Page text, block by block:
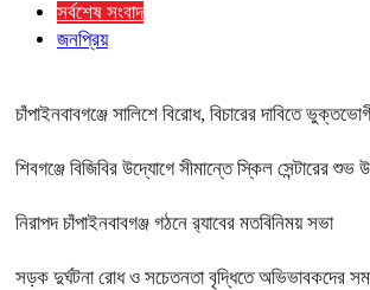
সর্বশেষ সংবাদ
জনপ্রিয়
চাঁপাইনবাবগঞ্জে সালিশে বিরোধ, বিচারের দাবিতে
শিবগঞ্জে বিজিবির উদ্যোগে সীমান্তে স্কিল সেন্টারের শুভ
নিরাপদ চাঁপাইনবাবগঞ্জ গঠনে র‍্যাবের মতবিনিময় সভা
সড়ক দুর্ঘটনা রোধ ও সচেতনতা বৃদ্ধিতে অভিভাবকদের